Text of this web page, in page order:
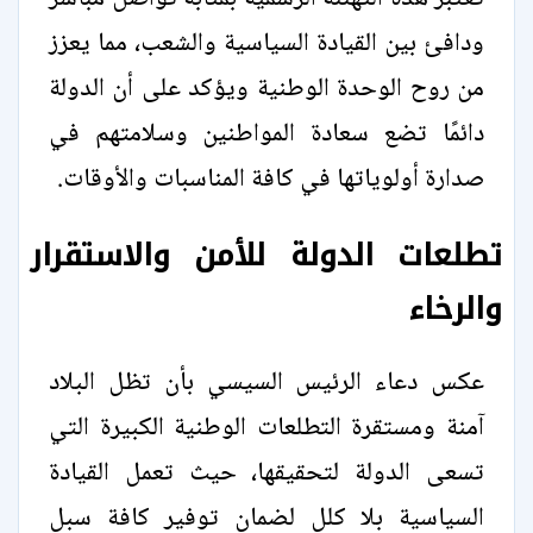
ودافئ بين القيادة السياسية والشعب، مما يعزز
من روح الوحدة الوطنية ويؤكد على أن الدولة
دائمًا تضع سعادة المواطنين وسلامتهم في
صدارة أولوياتها في كافة المناسبات والأوقات.
تطلعات الدولة للأمن والاستقرار
والرخاء
عكس دعاء الرئيس السيسي بأن تظل البلاد
آمنة ومستقرة التطلعات الوطنية الكبيرة التي
تسعى الدولة لتحقيقها، حيث تعمل القيادة
السياسية بلا كلل لضمان توفير كافة سبل